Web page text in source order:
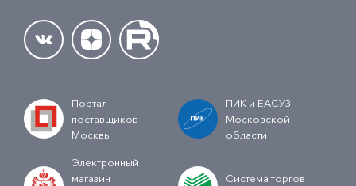
Портал
поставщиков
Москвы
ПИК и ЕАСУЗ
Московской
области
Электронный
магазин
Система торгов